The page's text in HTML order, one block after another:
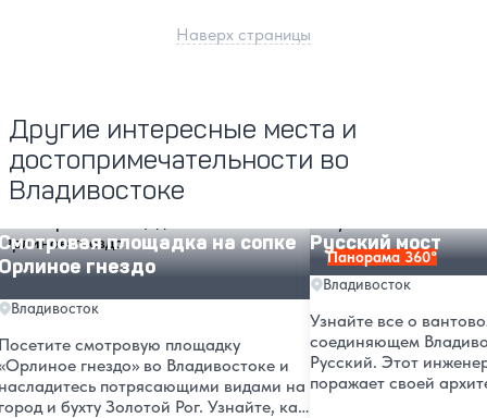
Наверх страницы
Другие интересные места и
достопримечательности во
Владивостоке
площадка на сопке
гнездо
Владивосток
смотровую площадку
гнездо» во Владивостоке и
потрясающими видами на
и бухту Золотой Рог. Узнайте, как
Панорама 360°
Русский мост
Владивосток
Узнайте все о
соединяющем
Русский. Этот
поражает своей